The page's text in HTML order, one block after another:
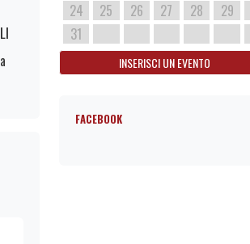
24
25 26 27 28 29
31
INSERISCI UN EVENTO
FACEBOOK